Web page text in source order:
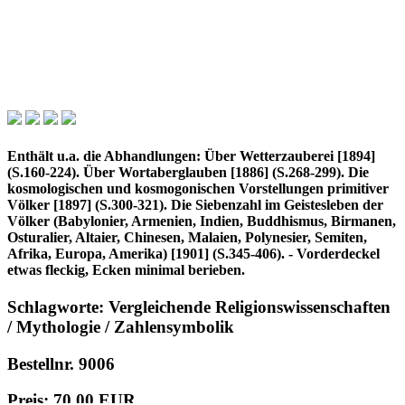
Enthält u.a. die Abhandlungen: Über Wetterzauberei [1894]
(S.160-224). Über Wortaberglauben [1886] (S.268-299). Die
kosmologischen und kosmogonischen Vorstellungen primitiver
Völker [1897] (S.300-321). Die Siebenzahl im Geistesleben der
Völker (Babylonier, Armenien, Indien, Buddhismus, Birmanen,
Osturalier, Altaier, Chinesen, Malaien, Polynesier, Semiten,
Afrika, Europa, Amerika) [1901] (S.345-406). - Vorderdeckel
etwas fleckig, Ecken minimal berieben.
Schlagworte: Vergleichende Religionswissenschaften
/ Mythologie / Zahlensymbolik
Bestellnr. 9006
Preis: 70,00 EUR